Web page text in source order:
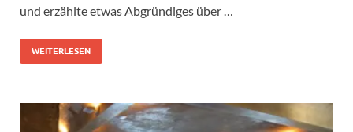
und erzählte etwas Abgründiges über …
WEITERLESEN